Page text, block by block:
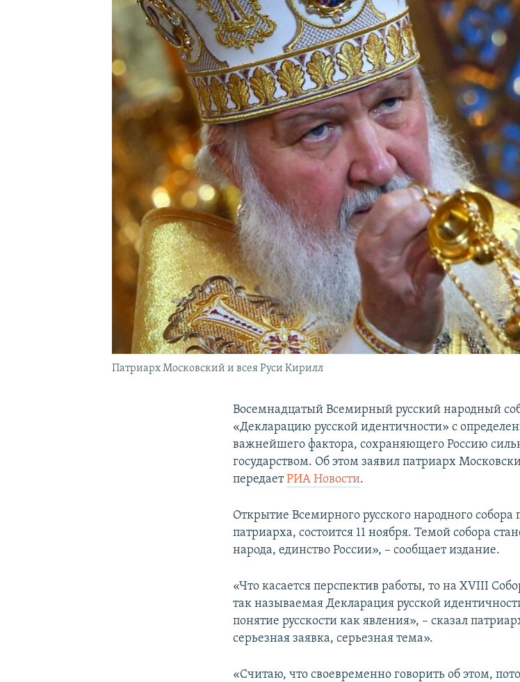
КРЫМ.НЕПОКОРЕННЫЙ
УКРАИНСКАЯ ПРОБЛЕМА КРЫМА
Патриарх Московский и всея Руси Кирилл
Восемнадцатый Всемирный русский народный
«Декларацию русской идентичности» с
важнейшего фактора, сохраняющего Россию
государством. Об этом заявил патриарх
передаетРИА Новости.
Открытие Всемирного русского народного собора
патриарха, состоится 11 ноября. Темой собора
народа, единство России», – сообщает издание.
«Что касается перспектив работы, то на XVIII
так называемая Декларация русской
понятие русскости как явления», – сказал
серьезная заявка, серьезная тема».
«Считаю, что своевременно говорить об этом,